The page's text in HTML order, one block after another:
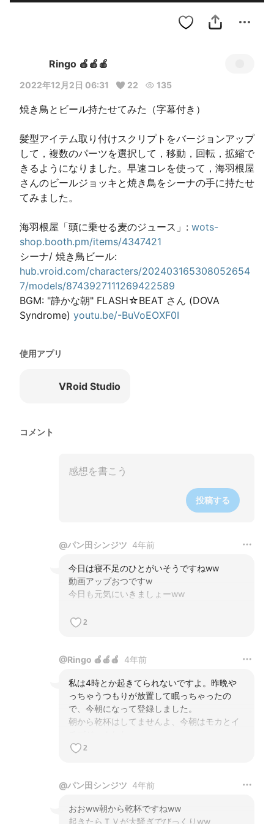
Ringo 🍎🍎🍎
2022年12月2日 06:31 22 135
焼き鳥とビール持たせてみた（字幕付き）
髪型アイテム取り付けスクリプトをバージョンアップ
して，複数のパーツを選択して，移動，回転，拡縮で
きるようになりました。早速コレを使って，海羽根屋
さんのビールジョッキと焼き鳥をシーナの手に持たせ
てみました。
海羽根屋「頭に乗せる麦のジュース」: wots-
shop.booth.pm/items/4347421
hub.vroid.com/characters/202403165308052654
7/models/8743927111269422589
BGM: "静かな朝" FLASH☆BEAT さん (DOVA
Syndrome) youtu.be/-BuVoEOXF0I
使用アプリ
VRoid Studio
コメント
投稿する
@パン田シンジツ 4年前
今日は寝不足のひとがいそうですねww
動画アップおつですw
今日も元気にいきましょーww
2
@Ringo 🍎🍎🍎 4年前
私は4時とか起きてられないですよ。昨晩や
っちゃうつもりが放置して眠っちゃったの
で、今朝になって登録しました。
朝から乾杯はしてませんよ、今朝はモカとイ
2
@パン田シンジツ 4年前
おおww朝から乾杯ですねww
起きたらＴＶが大騒ぎでびっくりww